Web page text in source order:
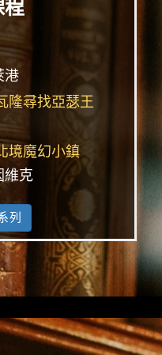
程
港
隆尋找亞瑟王
境魔幻小鎮
維克
列